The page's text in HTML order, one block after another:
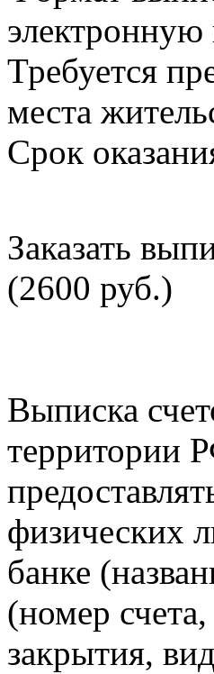
электронную
Требуется
места
Срок
Заказать
(2600 руб.)
Выписка
территории
физических
банке
(номер
закрытия,